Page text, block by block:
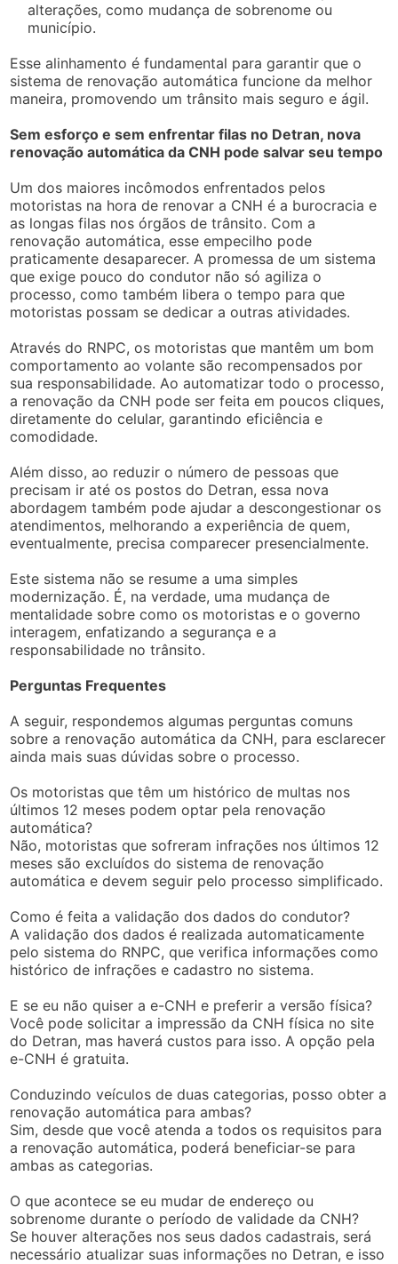
alterações, como mudança de sobrenome ou
município.
Esse alinhamento é fundamental para garantir que o
sistema de renovação automática funcione da melhor
maneira, promovendo um trânsito mais seguro e ágil.
Sem esforço e sem enfrentar filas no Detran, nova
renovação automática da CNH pode salvar seu tempo
Um dos maiores incômodos enfrentados pelos
motoristas na hora de renovar a CNH é a burocracia e
as longas filas nos órgãos de trânsito. Com a
renovação automática, esse empecilho pode
praticamente desaparecer. A promessa de um sistema
que exige pouco do condutor não só agiliza o
processo, como também libera o tempo para que
motoristas possam se dedicar a outras atividades.
Através do RNPC, os motoristas que mantêm um bom
comportamento ao volante são recompensados por
sua responsabilidade. Ao automatizar todo o processo,
a renovação da CNH pode ser feita em poucos cliques,
diretamente do celular, garantindo eficiência e
comodidade.
Além disso, ao reduzir o número de pessoas que
precisam ir até os postos do Detran, essa nova
abordagem também pode ajudar a descongestionar os
atendimentos, melhorando a experiência de quem,
eventualmente, precisa comparecer presencialmente.
Este sistema não se resume a uma simples
modernização. É, na verdade, uma mudança de
mentalidade sobre como os motoristas e o governo
interagem, enfatizando a segurança e a
responsabilidade no trânsito.
Perguntas Frequentes
A seguir, respondemos algumas perguntas comuns
sobre a renovação automática da CNH, para esclarecer
ainda mais suas dúvidas sobre o processo.
Os motoristas que têm um histórico de multas nos
últimos 12 meses podem optar pela renovação
automática?
Não, motoristas que sofreram infrações nos últimos 12
meses são excluídos do sistema de renovação
automática e devem seguir pelo processo simplificado.
Como é feita a validação dos dados do condutor?
A validação dos dados é realizada automaticamente
pelo sistema do RNPC, que verifica informações como
histórico de infrações e cadastro no sistema.
E se eu não quiser a e-CNH e preferir a versão física?
Você pode solicitar a impressão da CNH física no site
do Detran, mas haverá custos para isso. A opção pela
e-CNH é gratuita.
Conduzindo veículos de duas categorias, posso obter a
renovação automática para ambas?
Sim, desde que você atenda a todos os requisitos para
a renovação automática, poderá beneficiar-se para
ambas as categorias.
O que acontece se eu mudar de endereço ou
sobrenome durante o período de validade da CNH?
Se houver alterações nos seus dados cadastrais, será
necessário atualizar suas informações no Detran, e isso